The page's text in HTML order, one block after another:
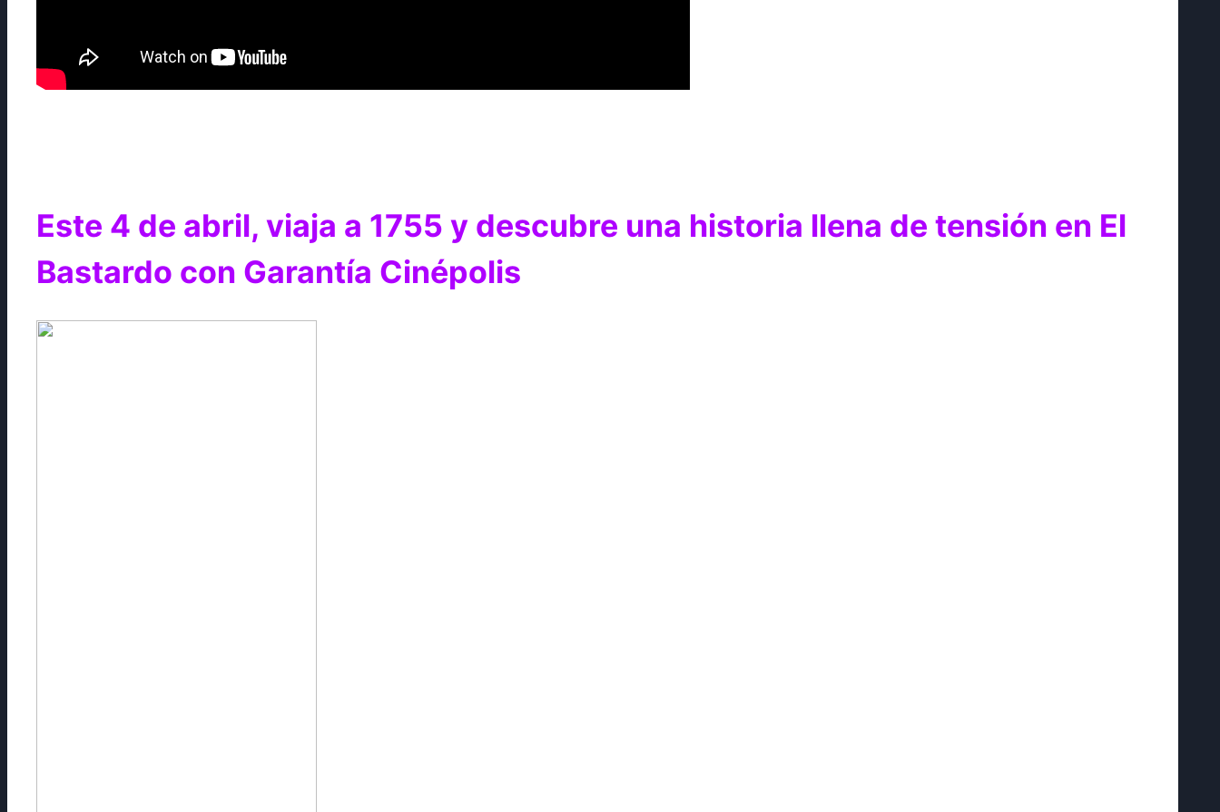
Este 4 de abril, viaja a 1755 y descubre una historia llena de tensión en El
Bastardo con Garantía Cinépolis